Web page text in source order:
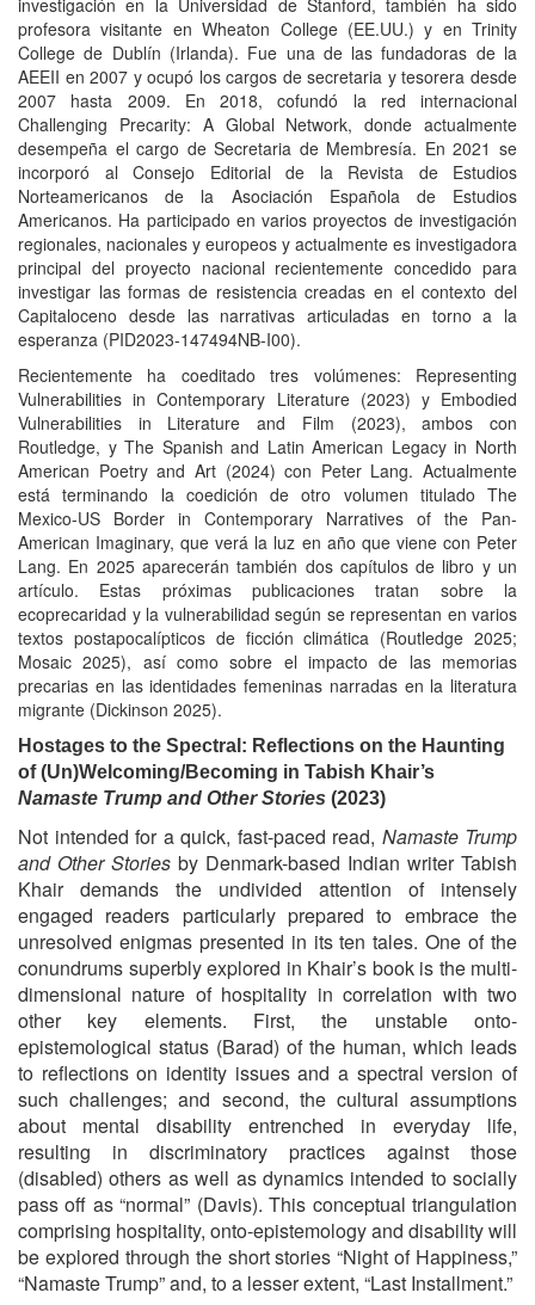
profesora visitante en Wheaton College (EE.UU.) y en Trinity
College de Dublín (Irlanda). Fue una de las fundadoras de la
AEEII en 2007 y ocupó los cargos de secretaria y tesorera desde
2007 hasta 2009. En 2018, cofundó la red internacional
Challenging Precarity: A Global Network, donde actualmente
desempeña el cargo de Secretaria de Membresía. En 2021 se
incorporó al Consejo Editorial de la Revista de Estudios
Norteamericanos de la Asociación Española de Estudios
Americanos. Ha participado en varios proyectos de investigación
regionales, nacionales y europeos y actualmente es investigadora
principal del proyecto nacional recientemente concedido para
investigar las formas de resistencia creadas en el contexto del
Capitaloceno desde las narrativas articuladas en torno a la
esperanza (PID2023-147494NB-I00).
Recientemente ha coeditado tres volúmenes: Representing
Vulnerabilities in Contemporary Literature (2023) y Embodied
Vulnerabilities in Literature and Film (2023), ambos con
Routledge, y The Spanish and Latin American Legacy in North
American Poetry and Art (2024) con Peter Lang. Actualmente
está terminando la coedición de otro volumen titulado The
Mexico-US Border in Contemporary Narratives of the Pan-
American Imaginary, que verá la luz en año que viene con Peter
Lang. En 2025 aparecerán también dos capítulos de libro y un
artículo. Estas próximas publicaciones tratan sobre la
ecoprecaridad y la vulnerabilidad según se representan en varios
textos postapocalípticos de ficción climática (Routledge 2025;
Mosaic 2025), así como sobre el impacto de las memorias
precarias en las identidades femeninas narradas en la literatura
migrante (Dickinson 2025).
Hostages to the Spectral: Reflections on the Haunting
of (Un)Welcoming/Becoming in Tabish Khair’s
Namaste Trump and Other Stories (2023)
Not intended for a quick, fast-paced read, Namaste Trump
and Other Stories by Denmark-based Indian writer Tabish
Khair demands the undivided attention of intensely
engaged readers particularly prepared to embrace the
unresolved enigmas presented in its ten tales. One of the
conundrums superbly explored in Khair’s book is the multi-
dimensional nature of hospitality in correlation with two
other key elements. First, the unstable onto-
epistemological status (Barad) of the human, which leads
to reflections on identity issues and a spectral version of
such challenges; and second, the cultural assumptions
about mental disability entrenched in everyday life,
resulting in discriminatory practices against those
(disabled) others as well as dynamics intended to socially
pass off as “normal” (Davis). This conceptual triangulation
comprising hospitality, onto-epistemology and disability will
be explored through the short stories “Night of Happiness,”
“Namaste Trump” and, to a lesser extent, “Last Installment.”